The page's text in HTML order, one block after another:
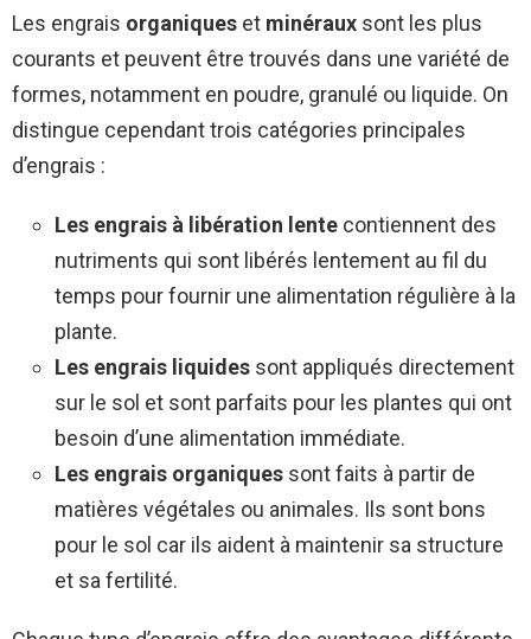
Les engrais organiques et minéraux sont les plus
courants et peuvent être trouvés dans une variété de
formes, notamment en poudre, granulé ou liquide. On
distingue cependant trois catégories principales
d’engrais :
Les engrais à libération lente contiennent des
nutriments qui sont libérés lentement au fil du
temps pour fournir une alimentation régulière à la
plante.
Les engrais liquides sont appliqués directement
sur le sol et sont parfaits pour les plantes qui ont
besoin d’une alimentation immédiate.
Les engrais organiques sont faits à partir de
matières végétales ou animales. Ils sont bons
pour le sol car ils aident à maintenir sa structure
et sa fertilité.